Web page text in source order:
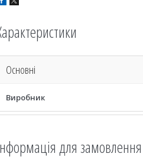
Основні
Виробник
для замовлення